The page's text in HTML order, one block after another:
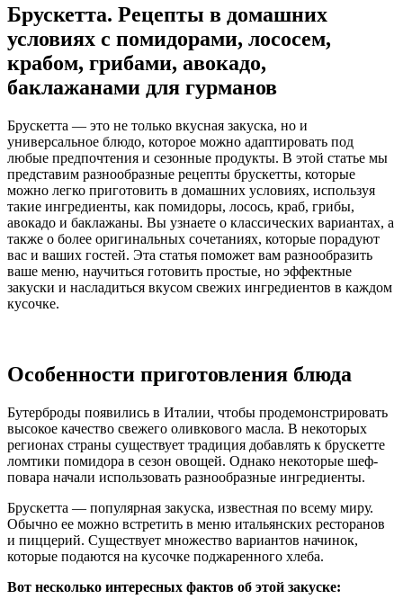
Брускетта. Рецепты в домашних
условиях с помидорами, лососем,
крабом, грибами, авокадо,
баклажанами для гурманов
Брускетта — это не только вкусная закуска, но и
универсальное блюдо, которое можно адаптировать под
любые предпочтения и сезонные продукты. В этой статье мы
представим разнообразные рецепты брускетты, которые
можно легко приготовить в домашних условиях, используя
такие ингредиенты, как помидоры, лосось, краб, грибы,
авокадо и баклажаны. Вы узнаете о классических вариантах, а
также о более оригинальных сочетаниях, которые порадуют
вас и ваших гостей. Эта статья поможет вам разнообразить
ваше меню, научиться готовить простые, но эффектные
закуски и насладиться вкусом свежих ингредиентов в каждом
кусочке.
Особенности приготовления блюда
Бутерброды появились в Италии, чтобы продемонстрировать
высокое качество свежего оливкового масла. В некоторых
регионах страны существует традиция добавлять к брускетте
ломтики помидора в сезон овощей. Однако некоторые шеф-
повара начали использовать разнообразные ингредиенты.
Брускетта — популярная закуска, известная по всему миру.
Обычно ее можно встретить в меню итальянских ресторанов
и пиццерий. Существует множество вариантов начинок,
которые подаются на кусочке поджаренного хлеба.
Вот несколько интересных фактов об этой закуске: